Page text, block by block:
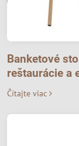
Banketové
reštaurácie a
Čítajte viac